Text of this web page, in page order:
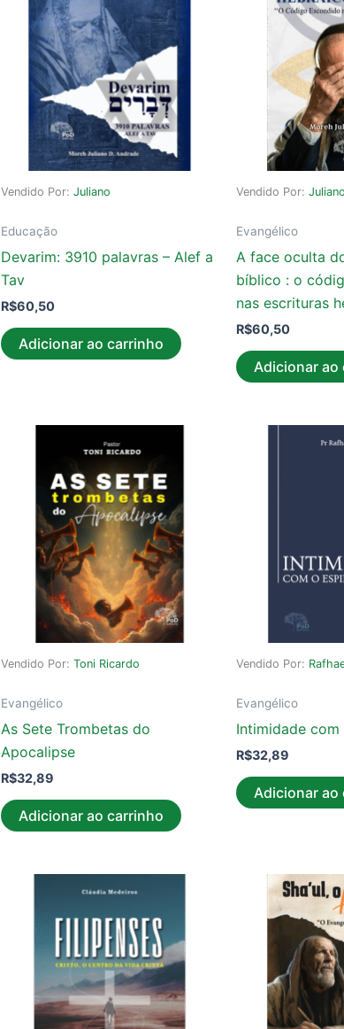
Vendido Por: Juliano
Educação
Devarim: 3910 palavras – Alef a
Tav
R$60,50
Adicionar ao carrinho
Vendido Por:Juliano
Evangélico
A face oculta
bíblico : o
nas escrituras
R$60,50
Adicionar ao
Vendido Por: Toni Ricardo
Evangélico
As Sete Trombetas do
Apocalipse
R$32,89
Adicionar ao carrinho
Vendido Por:
Evangélico
Intimidade
R$32,89
Adicionar ao